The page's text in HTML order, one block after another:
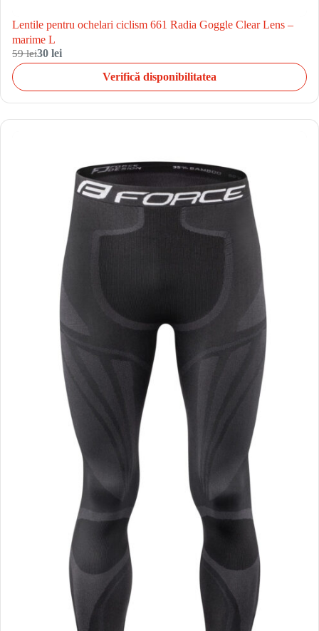
Lentile pentru ochelari ciclism 661 Radia Goggle Clear Lens –
marime L
59 lei30 lei
Verifică disponibilitatea